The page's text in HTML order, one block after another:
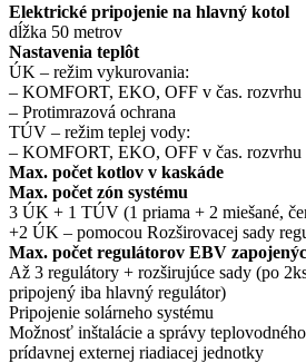
Elektrické pripojenie na hlavný kotol
dĺžka 50 metrov
Nastavenia teplôt
ÚK – režim vykurovania:
– KOMFORT, EKO, OFF v čas. rozvrhu
– Protimrazová ochrana
TÚV – režim teplej vody:
– KOMFORT, EKO, OFF v čas. rozvrhu
Max. počet kotlov v kaskáde
Max. počet zón systému
3 ÚK + 1 TÚV (1 priama + 2 miešané,
+2 ÚK – pomocou Rozširovacej sady
Max. počet regulátorov EBV
Až 3 regulátory + rozširujúce sady (po
pripojený iba hlavný regulátor)
Pripojenie solárneho systému
Možnosť inštalácie a správy
prídavnej externej riadiacej jednotky